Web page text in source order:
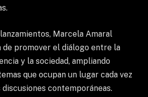
Marcela Amaral
de promover el diálogo entre la
y la sociedad, ampliando
que ocupan un lugar cada vez
contemporáneas.